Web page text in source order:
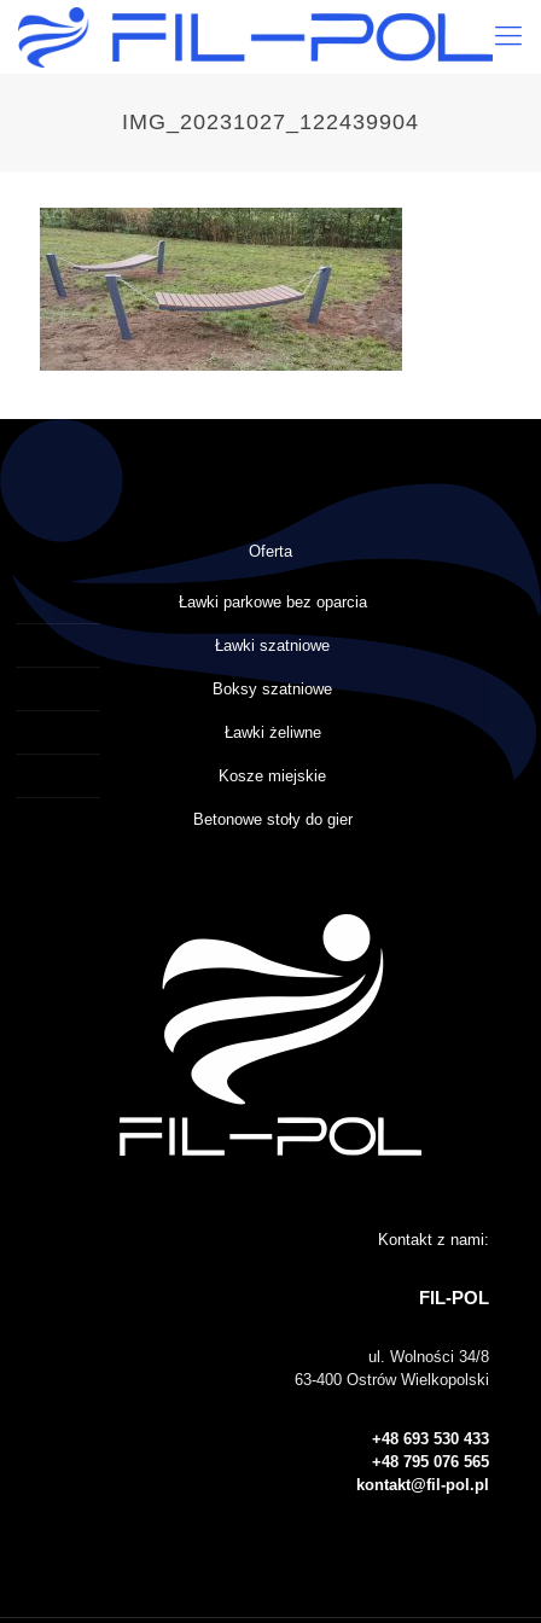
IMG_20231027_122439904
Oferta
Ławki parkowe bez oparcia
Ławki szatniowe
Boksy szatniowe
Ławki żeliwne
Kosze miejskie
Betonowe stoły do gier
Kontakt z nami:
FIL-POL
ul. Wolności 34/8
63-400 Ostrów Wielkopolski
+48 693 530 433
+48 795 076 565
kontakt@fil-pol.pl